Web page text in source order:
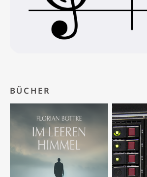
BÜCHER